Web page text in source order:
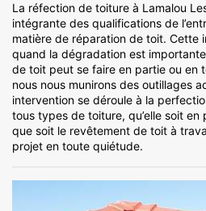
La réfection de toiture à Lamalou
intégrante des qualifications de
matière de réparation de toit. Cette
quand la dégradation est
de toit peut se faire en partie ou en
nous nous munirons des outillages
intervention se déroule à la
tous types de toiture, qu’elle soit
que soit le revêtement de toit à
projet en toute quiétude.